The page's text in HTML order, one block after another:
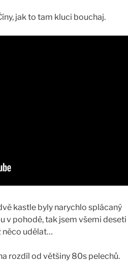
jak to tam kluci bouchaj.
kastle byly narychlo splácaný
v pohodě, tak jsem všemi deseti
něco udělat…
rozdíl od většiny 80s pelechů.